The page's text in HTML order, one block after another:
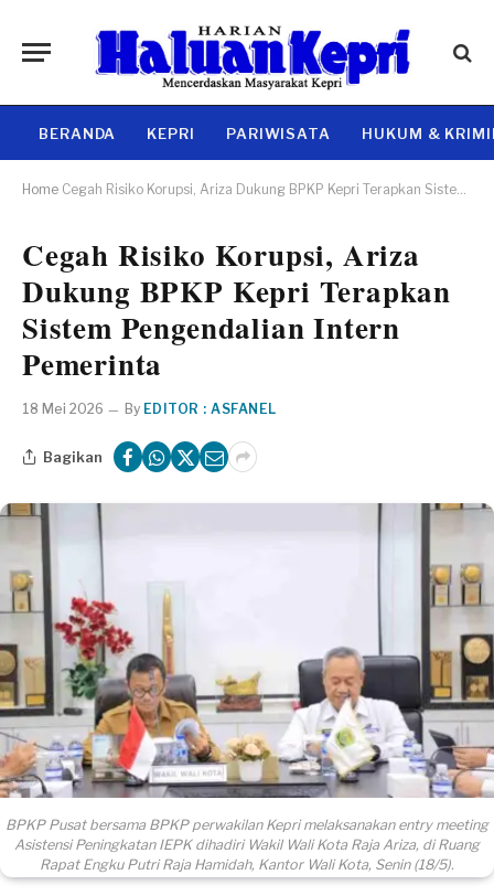
BERANDA KEPRI PARIWISATA HUKUM &
Home Cegah Risiko Korupsi, Ariza Dukung BPKP Kepri Terapkan Sistem Pengendalian Intern Pemerinta
Cegah Risiko Korupsi, Ariza
Dukung BPKP Kepri Terapkan
Sistem Pengendalian Intern
Pemerinta
18 Mei 2026 By EDITOR : ASFANEL
Bagikan
BPKP Pusat bersama BPKP perwakilan Kepri melaksanakan entry meeting
Asistensi Peningkatan IEPK dihadiri Wakil Wali Kota Raja Ariza, di Ruang
Rapat Engku Putri Raja Hamidah, Kantor Wali Kota, Senin (18/5).